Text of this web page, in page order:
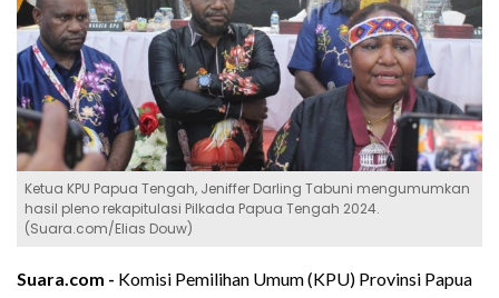
Ketua KPU Papua Tengah, Jeniffer Darling Tabuni mengumumkan
hasil pleno rekapitulasi Pilkada Papua Tengah 2024.
(Suara.com/Elias Douw)
Suara.com - Komisi Pemilihan Umum (KPU) Provinsi Papua